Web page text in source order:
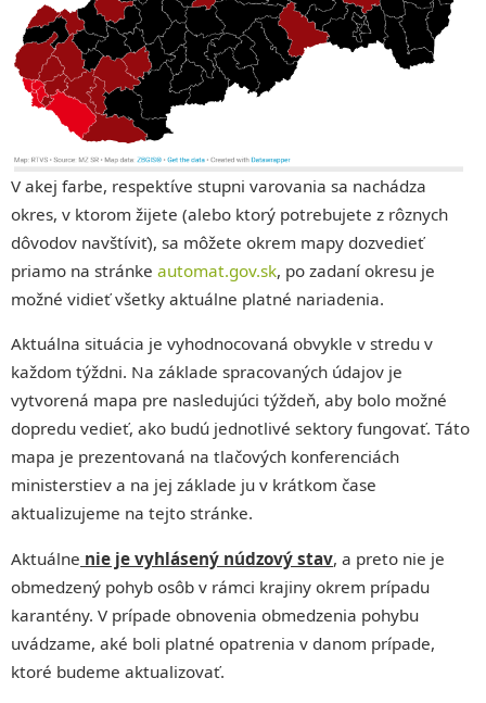
V akej farbe, respektíve stupni varovania sa nachádza
okres, v ktorom žijete (alebo ktorý potrebujete z rôznych
dôvodov navštíviť), sa môžete okrem mapy dozvedieť
priamo na stránke automat.gov.sk, po zadaní okresu je
možné vidieť všetky aktuálne platné nariadenia.
Aktuálna situácia je vyhodnocovaná obvykle v stredu v
každom týždni. Na základe spracovaných údajov je
vytvorená mapa pre nasledujúci týždeň, aby bolo možné
dopredu vedieť, ako budú jednotlivé sektory fungovať. Táto
mapa je prezentovaná na tlačových konferenciách
ministerstiev a na jej základe ju v krátkom čase
aktualizujeme na tejto stránke.
Aktuálne nie je vyhlásený núdzový stav, a preto nie je
obmedzený pohyb osôb v rámci krajiny okrem prípadu
karantény. V prípade obnovenia obmedzenia pohybu
uvádzame, aké boli platné opatrenia v danom prípade,
ktoré budeme aktualizovať.